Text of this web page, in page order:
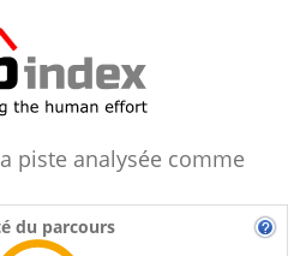
piste analysée comme
du parcours